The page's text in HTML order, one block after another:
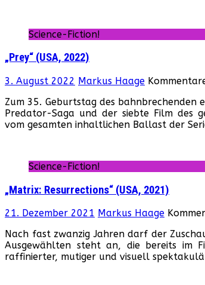
Science-Fiction!
„Prey“ (USA, 2022)
3. August 2022 Markus Haage
Zum 35. Geburtstag des
Predator-Saga und der siebte Film des
vom gesamten inhaltlichen Ballast der
Science-Fiction!
„Matrix: Resurrections“ (USA, 2021)
21. Dezember 2021 Markus Haage
Nach fast zwanzig Jahren darf der
Ausgewählten steht an, die bereits im
raffinierter, mutiger und visuell